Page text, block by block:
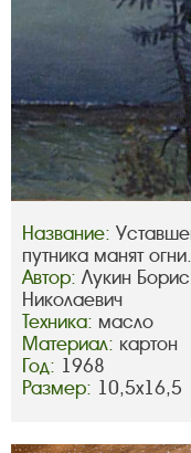
Название:
путника манят огни.
Автор: Лукин Борис
Николаевич
Техника: масло
Материал: картон
Год: 1968
Размер: 10,5х16,5